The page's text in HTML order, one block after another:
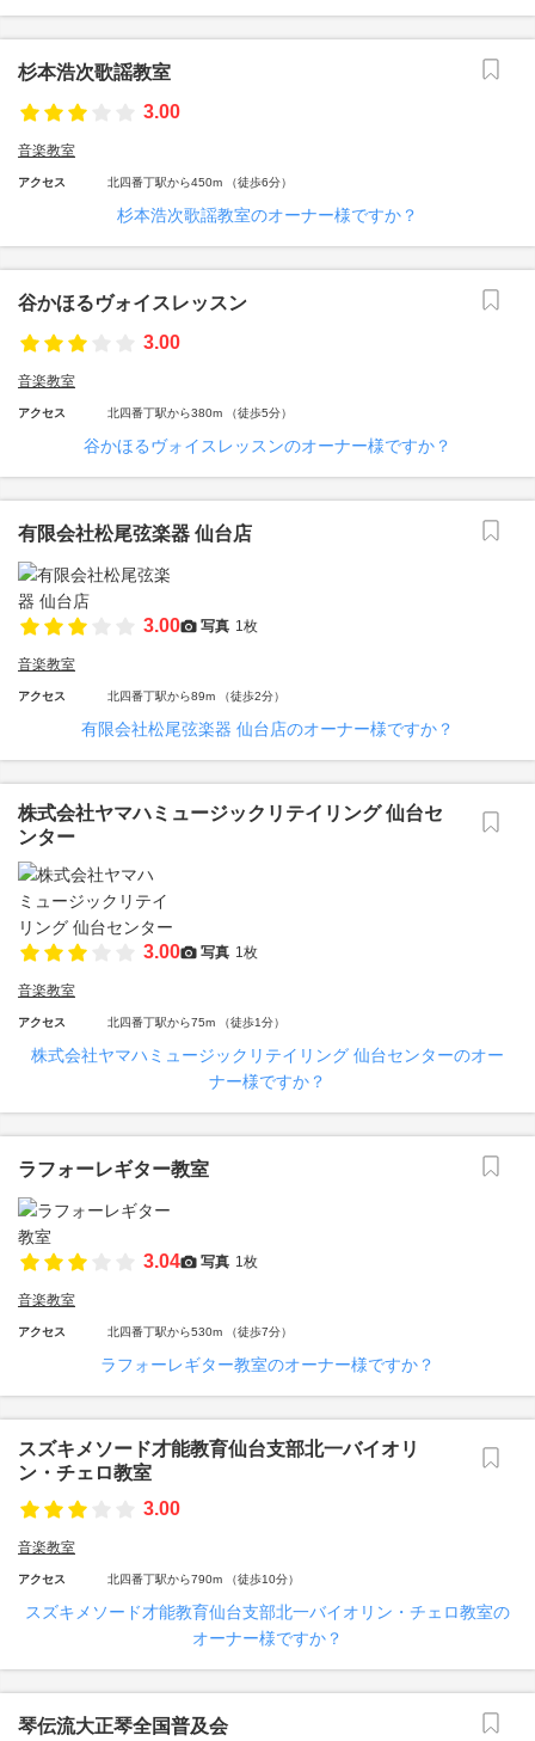
杉本浩次歌謡教室
3.00
音楽教室
アクセス 北四番丁駅から450m （徒歩6分）
杉本浩次歌謡教室のオーナー様ですか？
谷かほるヴォイスレッスン
3.00
音楽教室
アクセス 北四番丁駅から380m （徒歩5分）
谷かほるヴォイスレッスンのオーナー様ですか？
有限会社松尾弦楽器 仙台店
3.00 写真 1枚
音楽教室
アクセス 北四番丁駅から89m （徒歩2分）
有限会社松尾弦楽器 仙台店のオーナー様ですか？
株式会社ヤマハミュージックリテイリング 仙台セ
ンター
3.00 写真 1枚
音楽教室
アクセス 北四番丁駅から75m （徒歩1分）
株式会社ヤマハミュージックリテイリング 仙台センターのオー
ナー様ですか？
ラフォーレギター教室
3.04 写真 1枚
音楽教室
アクセス 北四番丁駅から530m （徒歩7分）
ラフォーレギター教室のオーナー様ですか？
スズキメソード才能教育仙台支部北一バイオリ
ン・チェロ教室
3.00
音楽教室
アクセス 北四番丁駅から790m （徒歩10分）
スズキメソード才能教育仙台支部北一バイオリン・チェロ教室の
オーナー様ですか？
琴伝流大正琴全国普及会